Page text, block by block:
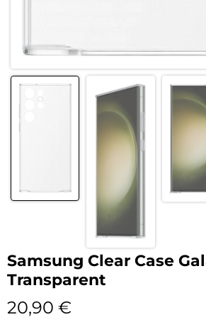
Samsung Clear Case
Transparent
20,90 €